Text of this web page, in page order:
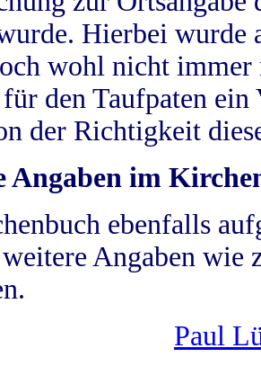
Hierbei wurde
wohl nicht
den Taufpaten
der Richtigkeit
Angaben im
ebenfalls
Angaben wie
Paul